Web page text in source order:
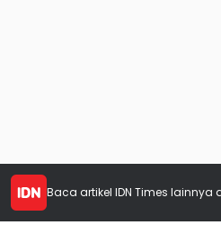
Baca artikel IDN Times lainnya